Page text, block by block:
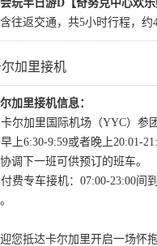
玩半日游D【奇努克中心欢
往返交通，共5小时行程，
加里接机
加里接机信息：
尔加里国际机场（YYC）参
上6:30-9:59或者晚上20:01-
调下一班可供预订的班车。
费专车接机：07:00-23:00间
您抵达卡尔加里开启一场怀